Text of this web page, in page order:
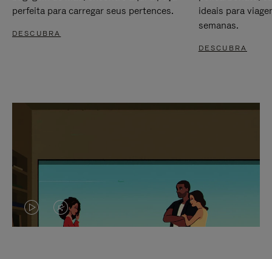
perfeita para carregar seus pertences.
DESCUBRA
ideais para
semanas.
DESCUBRA
O
O